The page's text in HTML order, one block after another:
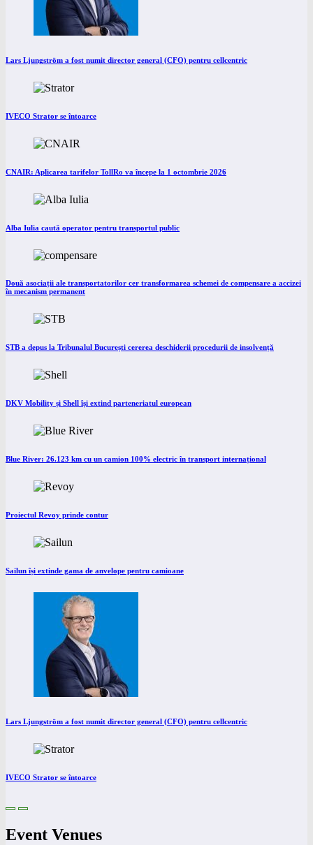
Lars Ljungström a fost numit director general (CFO) pentru cellcentric
IVECO Strator se întoarce
CNAIR: Aplicarea tarifelor TollRo va începe la 1 octombrie 2026
Alba Iulia caută operator pentru transportul public
Două asociații ale transportatorilor cer transformarea schemei de compensare a accizei
în mecanism permanent
STB a depus la Tribunalul București cererea deschiderii procedurii de insolvență
DKV Mobility și Shell își extind parteneriatul european
Blue River: 26.123 km cu un camion 100% electric în transport internațional
Proiectul Revoy prinde contur
Sailun își extinde gama de anvelope pentru camioane
Lars Ljungström a fost numit director general (CFO) pentru cellcentric
IVECO Strator se întoarce
Event Venues